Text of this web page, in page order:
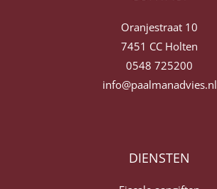
Oranjestraat 10
7451 CC Holten
0548 725200
info@paalmanadvies.nl
DIENSTEN